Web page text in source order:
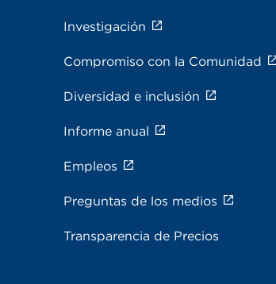
Investigación
Compromiso con la Comunidad
Diversidad e inclusión
Informe anual
Empleos
Preguntas de los medios
Transparencia de Precios